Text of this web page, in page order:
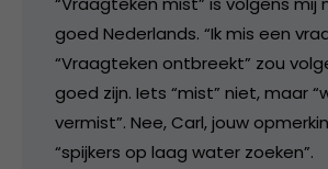
goed Nederlands. “Ik mis een
“Vraagteken ontbreekt” zou
goed zijn. Iets “mist” niet, maar
vermist”. Nee, Carl, jouw
“spijkers op laag water zoeken”.